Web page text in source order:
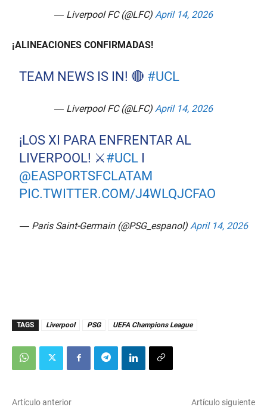
— Liverpool FC (@LFC) April 14, 2026
¡ALINEACIONES CONFIRMADAS!
TEAM NEWS IS IN! 🔴 #UCL
— Liverpool FC (@LFC) April 14, 2026
¡LOS XI PARA ENFRENTAR AL
LIVERPOOL! ⚔️#UCL I
@EASPORTSFCLATAM
PIC.TWITTER.COM/J4WLQJCFAO
— Paris Saint-Germain (@PSG_espanol) April 14, 2026
TAGS Liverpool PSG UEFA Champions League
Artículo anterior Artículo siguiente